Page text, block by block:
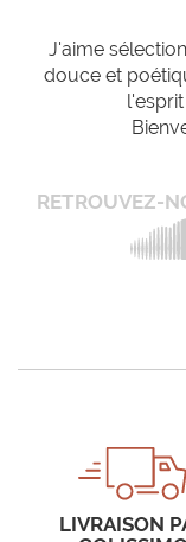
J'aime
douce et
RETROUVEZ-
LIVRAISON